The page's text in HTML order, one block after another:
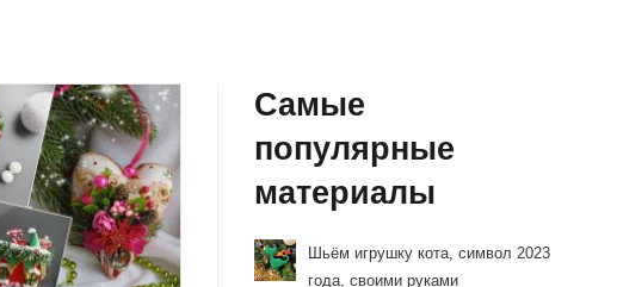
Самые
популярные
материалы
Шьём игрушку кота, символ 2023
года, своими руками